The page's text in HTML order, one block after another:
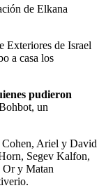
de Elkana
Exteriores de Israel
a casa los
pudieron
un
Cohen, Ariel y David
Segev Kalfon,
Or y Matan